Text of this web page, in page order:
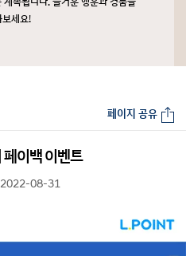
속됩니다. 즐거운 행운과 경품을
보세요!
페이백 이벤트
08-31
페이지 공유